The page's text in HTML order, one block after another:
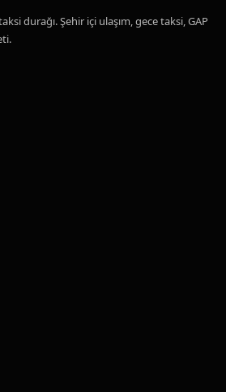
durağı. Şehir içi ulaşım, gece taksi, GAP